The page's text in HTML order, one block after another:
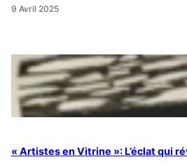
9 Avril 2025
« Artistes en Vitrine »: L’éclat qui